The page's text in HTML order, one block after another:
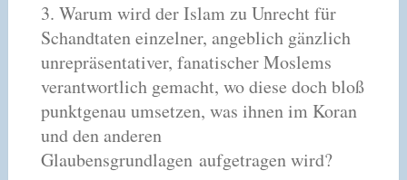
3. Warum wird der Islam zu Unrecht für
Schandtaten einzelner, angeblich gänzlich
unrepräsentativer, fanatischer Moslems
verantwortlich gemacht, wo diese doch bloß
punktgenau umsetzen, was ihnen im Koran
und den anderen
Glaubensgrundlagen aufgetragen wird?